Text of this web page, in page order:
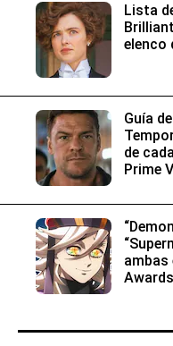
Lista
elenco
Guía
de
Prime
ambas